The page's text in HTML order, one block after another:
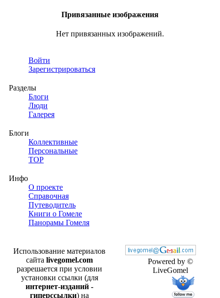
Привязанные изображения
Нет привязанных изображений.
Войти
Зарегистрироваться
Разделы
Блоги
Люди
Галерея
Блоги
Коллективные
Персональные
TOP
Инфо
О проекте
Справочная
Путеводитель
Книги о Гомеле
Панорамы Гомеля
Powered by ©
LiveGomel
Использование материалов
сайта livegomel.com
разрешается при условии
установки ссылки (для
интернет-изданий -
гиперссылки) на